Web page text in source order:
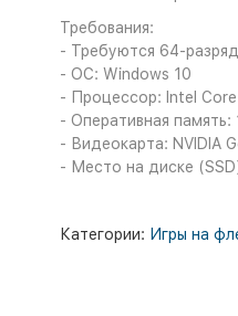
Требования:
- Требуются 64-
- ОС: Windows 10
- Процессор: Intel
- Оперативная память:
- Видеокарта: NVIDIA
- Место на диске
Категории: Игры на